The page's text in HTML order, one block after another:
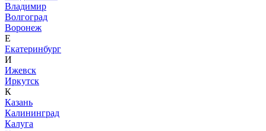
Владимир
Волгоград
Воронеж
Е
Екатеринбург
И
Ижевск
Иркутск
К
Казань
Калининград
Калуга